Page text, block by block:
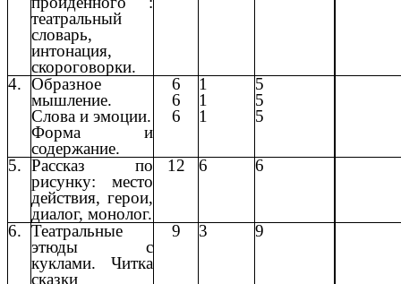
театральный
словарь,
интонация,
скороговорки.
4. Образное
мышление.
Слова и эмоции.
Форма и
содержание.
6
6
6
1
1
1
5
5
5
5. Рассказ по
рисунку: место
действия, герои,
диалог, монолог.
12 6 6
6. Театральные
этюды с
куклами. Читка
сказки
9 3 9